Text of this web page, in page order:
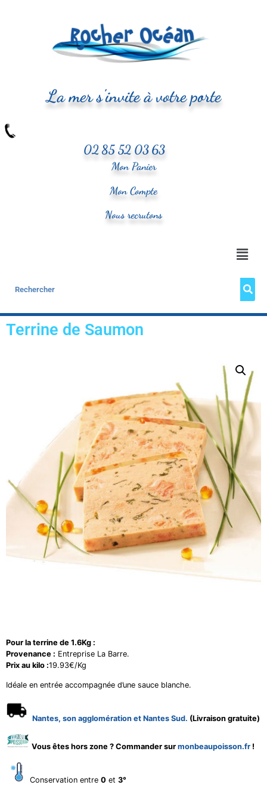
La mer s'invite à votre porte
02 85 52 03 63
Mon Panier
Mon Compte
Nous recrutons
Terrine de Saumon
Pour la terrine de 1.6Kg :
Provenance : Entreprise La Barre.
Prix au kilo :19.93€/Kg
Idéale en entrée accompagnée d’une sauce blanche.
Nantes, son agglomération et Nantes Sud. (Livraison gratuite)
Vous êtes hors zone ? Commander sur monbeaupoisson.fr !
Conservation entre 0 et 3°